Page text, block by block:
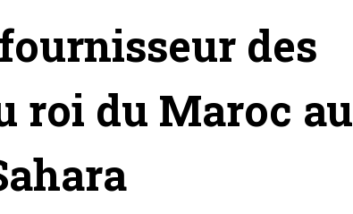
des
roi du Maroc au